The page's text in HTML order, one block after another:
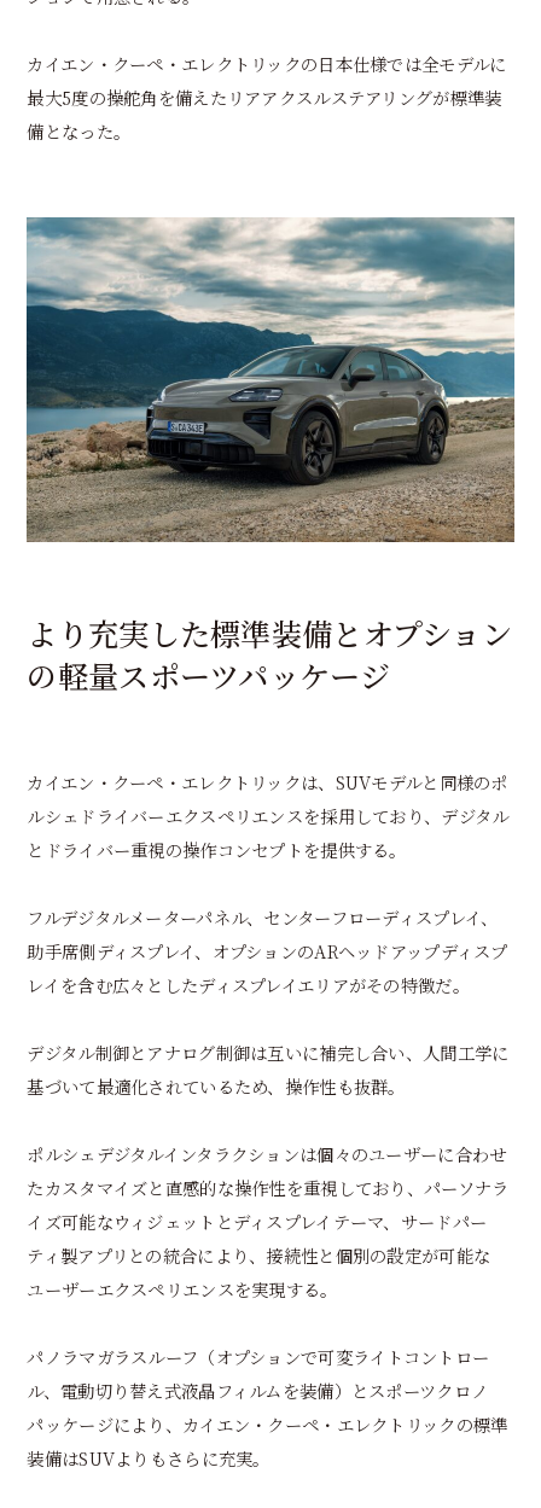
カイエン・クーペ・エレクトリックの日本仕様では全モデルに
最大5度の操舵角を備えたリアアクスルステアリングが標準装
備となった。
より充実した標準装備とオプション
の軽量スポーツパッケージ
カイエン・クーペ・エレクトリックは、SUVモデルと同様のポ
ルシェドライバーエクスペリエンスを採用しており、デジタル
とドライバー重視の操作コンセプトを提供する。
フルデジタルメーターパネル、センターフローディスプレイ、
助手席側ディスプレイ、オプションのARヘッドアップディスプ
レイを含む広々としたディスプレイエリアがその特徴だ。
デジタル制御とアナログ制御は互いに補完し合い、人間工学に
基づいて最適化されているため、操作性も抜群。
ポルシェデジタルインタラクションは個々のユーザーに合わせ
たカスタマイズと直感的な操作性を重視しており、パーソナラ
イズ可能なウィジェットとディスプレイテーマ、サードパー
ティ製アプリとの統合により、接続性と個別の設定が可能な
ユーザーエクスペリエンスを実現する。
パノラマガラスルーフ（オプションで可変ライトコントロー
ル、電動切り替え式液晶フィルムを装備）とスポーツクロノ
パッケージにより、カイエン・クーペ・エレクトリックの標準
装備はSUVよりもさらに充実。